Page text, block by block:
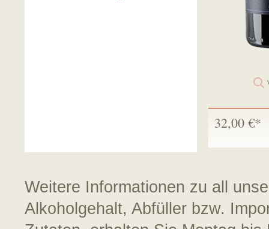
32,00 €*
Weitere Informationen zu all
Alkoholgehalt, Abfüller bzw.